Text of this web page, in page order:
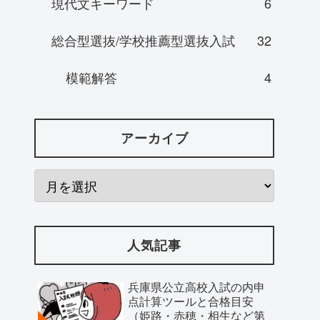
総合型選抜/学校推薦型選抜入試
32
模範解答
4
アーカイブ
人気記事
兵庫県公立高校入試の内申
点計算ツールと合格目安
（姫路・赤穂・相生など第